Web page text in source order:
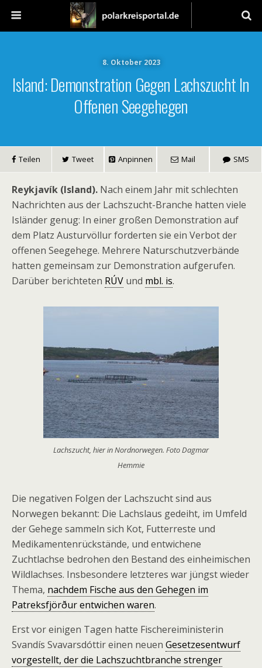
8. Oktober 2023
Island: Demonstration Gegen Lachszucht In
Offenen Seegehegen
Teilen Tweet Anpinnen Mail SMS
Reykjavík (Island). Nach einem Jahr mit schlechten
Nachrichten aus der Lachszucht-Branche hatten viele
Isländer genug: In einer großen Demonstration auf
dem Platz Austurvöllur forderten sie ein Verbot der
offenen Seegehege. Mehrere Naturschutzverbände
hatten gemeinsam zur Demonstration aufgerufen.
Darüber berichteten RÚV und mbl. is.
Lachszucht, hier in Nordnorwegen. Foto Dagmar
Hemmie
Die negativen Folgen der Lachszucht sind aus
Norwegen bekannt: Die Lachslaus gedeiht, im Umfeld
der Gehege sammeln sich Kot, Futterreste und
Medikamentenrückstände, und entwichene
Zuchtlachse bedrohen den Bestand des einheimischen
Wildlachses. Insbesondere letzteres war jüngst wieder
Thema, nachdem Fische aus den Gehegen im
Patreksfjörður entwichen waren.
Erst vor einigen Tagen hatte Fischereiministerin
Svandís Svavarsdóttir einen neuen Gesetzesentwurf
vorgestellt, der die Lachszuchtbranche strenger